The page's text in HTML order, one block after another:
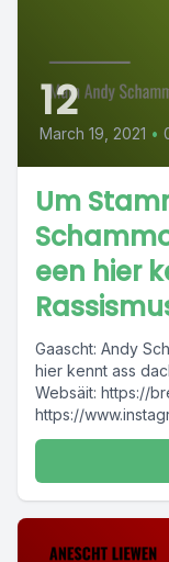
12
March 19, 2021 •
Um
een hier
Gaascht: Andy
hier kennt ass
Websäit: https://
https://